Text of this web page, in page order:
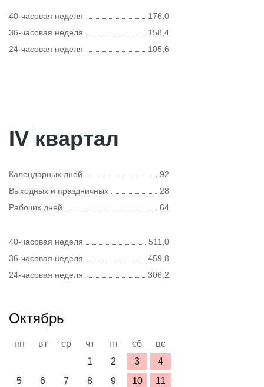
40-часовая неделя
176,0
36-часовая неделя
158,4
24-часовая неделя
105,6
IV квартал
Календарных дней
92
Выходных и праздничных
28
Рабочих дней
64
40-часовая неделя
511,0
36-часовая неделя
459,8
24-часовая неделя
306,2
Октябрь
пн вт ср чт пт сб
вс
1
2 3
4
5
6 7 8 9 10
11